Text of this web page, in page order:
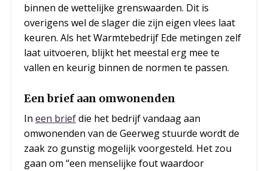
binnen de wettelijke grenswaarden. Dit is
overigens wel de slager die zijn eigen vlees laat
keuren. Als het Warmtebedrijf Ede metingen zelf
laat uitvoeren, blijkt het meestal erg mee te
vallen en keurig binnen de normen te passen.
Een brief aan omwonenden
In een briefdie het bedrijf vandaag aan
omwonenden van de Geerweg stuurde wordt de
zaak zo gunstig mogelijk voorgesteld. Het zou
gaan om “een menselijke fout waardoor